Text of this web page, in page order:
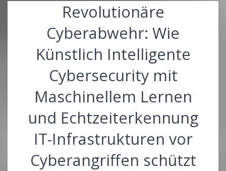
Revolutionäre
Cyberabwehr: Wie
Künstlich Intelligente
Cybersecurity mit
Maschinellem Lernen
und Echtzeiterkennung
IT-Infrastrukturen vor
Cyberangriffen schützt